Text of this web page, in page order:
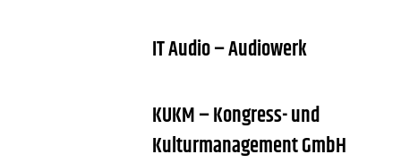
IT Audio – Audiowerk
KUKM – Kongress- und
Kulturmanagement GmbH